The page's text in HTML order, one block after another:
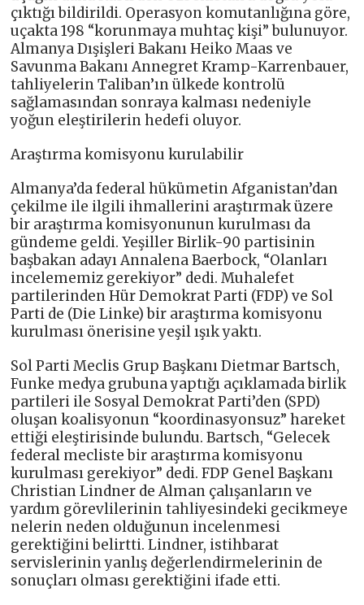
çıktığı bildirildi. Operasyon komutanlığına göre,
uçakta 198 “korunmaya muhtaç kişi” bulunuyor.
Almanya Dışişleri Bakanı Heiko Maas ve
Savunma Bakanı Annegret Kramp-Karrenbauer,
tahliyelerin Taliban’ın ülkede kontrolü
sağlamasından sonraya kalması nedeniyle
yoğun eleştirilerin hedefi oluyor.
Araştırma komisyonu kurulabilir
Almanya’da federal hükümetin Afganistan’dan
çekilme ile ilgili ihmallerini araştırmak üzere
bir araştırma komisyonunun kurulması da
gündeme geldi. Yeşiller Birlik-90 partisinin
başbakan adayı Annalena Baerbock, “Olanları
incelememiz gerekiyor” dedi. Muhalefet
partilerinden Hür Demokrat Parti (FDP) ve Sol
Parti de (Die Linke) bir araştırma komisyonu
kurulması önerisine yeşil ışık yaktı.
Sol Parti Meclis Grup Başkanı Dietmar Bartsch,
Funke medya grubuna yaptığı açıklamada birlik
partileri ile Sosyal Demokrat Parti’den (SPD)
oluşan koalisyonun “koordinasyonsuz” hareket
ettiği eleştirisinde bulundu. Bartsch, “Gelecek
federal mecliste bir araştırma komisyonu
kurulması gerekiyor” dedi. FDP Genel Başkanı
Christian Lindner de Alman çalışanların ve
yardım görevlilerinin tahliyesindeki gecikmeye
nelerin neden olduğunun incelenmesi
gerektiğini belirtti. Lindner, istihbarat
servislerinin yanlış değerlendirmelerinin de
sonuçları olması gerektiğini ifade etti.